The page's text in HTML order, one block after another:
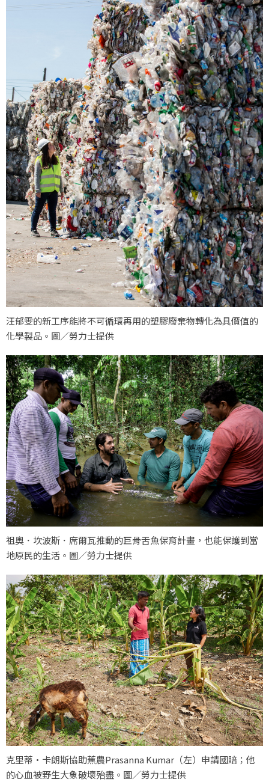
汪郁雯的新工序能將不可循環再用的塑膠廢棄物轉化為具價值的
化學製品。圖／勞力士提供
祖奧．坎波斯．席爾瓦推動的巨骨舌魚保育計畫，也能保護到當
地原民的生活。圖／勞力士提供
克里蒂·卡朗斯協助蕉農Prasanna Kumar（左）申請國賠；他
的心血被野生大象破壞殆盡。圖／勞力士提供